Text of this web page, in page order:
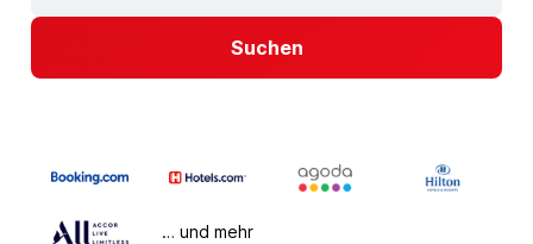
Suchen
… und mehr